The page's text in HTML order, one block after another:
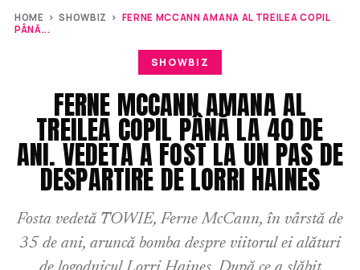
HOME ›SHOWBIZ › FERNE MCCANN AMANA AL TREILEA COPIL
PÂNĂ...
SHOWBIZ
FERNE MCCANN AMANA AL
TREILEA COPIL PÂNĂ LA 40 DE
ANI. VEDETA A FOST LA UN PAS DE
DESPARTIRE DE LORRI HAINES
Fosta vedetă TOWIE, Ferne McCann, în vârstă de
35 de ani, aruncă bomba despre viitorul ei alături